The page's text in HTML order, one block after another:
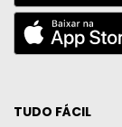
TUDO FÁCIL